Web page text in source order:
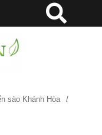
sào Khánh Hòa